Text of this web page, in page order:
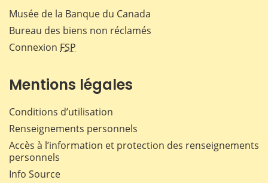
Musée de la Banque du Canada
Bureau des biens non réclamés
Connexion FSP
Mentions légales
Conditions d’utilisation
Renseignements personnels
Accès à l’information et protection des renseignements
personnels
Info Source